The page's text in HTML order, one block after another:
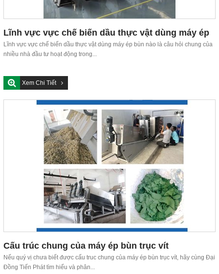
Lĩnh vực vực chế biến dầu thực vật dùng máy ép
bùn nào?
Lĩnh vực vực chế biến dầu thực vật dùng máy ép bùn nào là câu hỏi chung của
nhiều nhà đầu tư hoạt động trong...
Xem Chi Tiết
Cấu trúc chung của máy ép bùn trục vít
Nếu quý vị chưa biết được cấu truc chung của máy ép bùn trục vít, hãy cùng Đại
Đồng Tiến Phát tìm hiểu và phân...